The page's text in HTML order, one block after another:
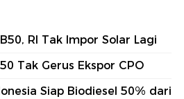
RI Tak Impor Solar Lagi
Tak Gerus Ekspor CPO
Siap Biodiesel 50% dari